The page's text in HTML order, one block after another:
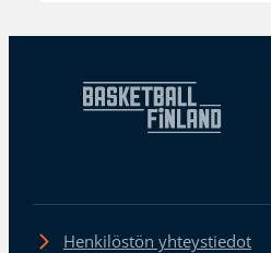
Henkilöstön yhteystiedot